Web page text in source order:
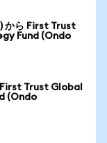
から First Trust
Fund (Ondo
Trust Global
(Ondo